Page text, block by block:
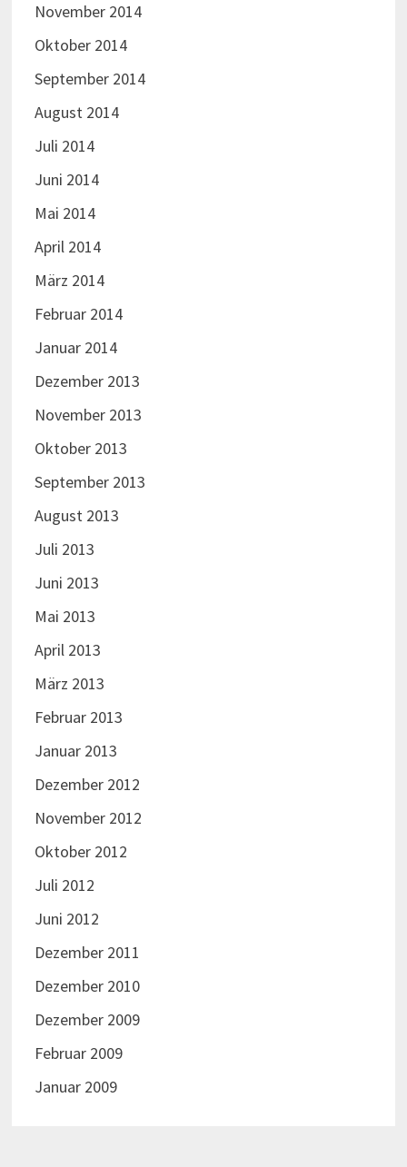
November 2014
Oktober 2014
September 2014
August 2014
Juli 2014
Juni 2014
Mai 2014
April 2014
März 2014
Februar 2014
Januar 2014
Dezember 2013
November 2013
Oktober 2013
September 2013
August 2013
Juli 2013
Juni 2013
Mai 2013
April 2013
März 2013
Februar 2013
Januar 2013
Dezember 2012
November 2012
Oktober 2012
Juli 2012
Juni 2012
Dezember 2011
Dezember 2010
Dezember 2009
Februar 2009
Januar 2009